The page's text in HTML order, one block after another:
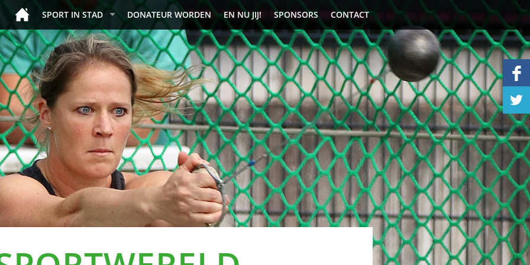
SPORT IN STAD DONATEUR WORDEN EN NU JIJ! SPONSORS CONTACT